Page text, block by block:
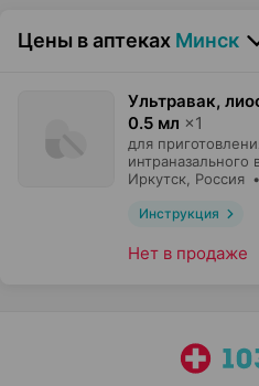
Цены в аптеках Минск
Ультравак,
0.5 мл ×1
для
интраназального
Иркутск, Россия •
Инструкция
Нет в продаже